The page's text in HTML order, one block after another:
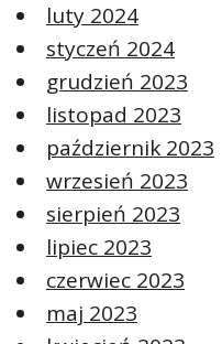
luty 2024
styczeń 2024
grudzień 2023
listopad 2023
październik 2023
wrzesień 2023
sierpień 2023
lipiec 2023
czerwiec 2023
maj 2023